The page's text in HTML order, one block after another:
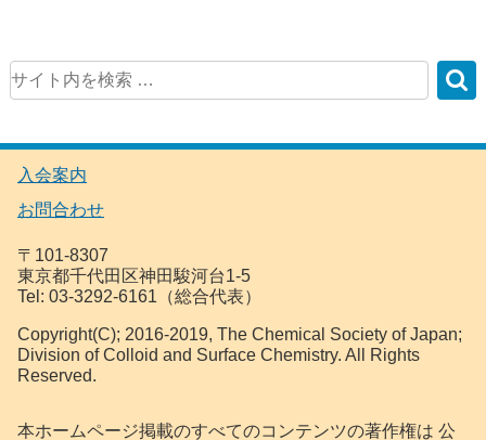
入会案内
お問合わせ
〒101-8307
東京都千代田区神田駿河台1-5
Tel: 03-3292-6161（総合代表）
Copyright(C); 2016-2019, The Chemical Society of Japan;
Division of Colloid and Surface Chemistry. All Rights
Reserved.
本ホームページ掲載のすべてのコンテンツの著作権は 公